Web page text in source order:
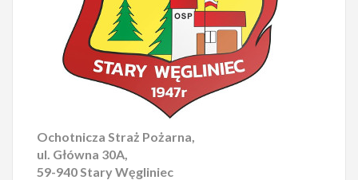
Ochotnicza Straż Pożarna,
ul. Główna 30A,
59-940 Stary Węgliniec